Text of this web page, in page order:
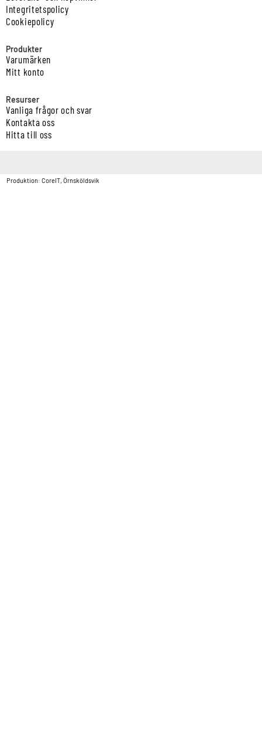
Integritetspolicy
Cookiepolicy
Produkter
Varumärken
Mitt konto
Resurser
Vanliga frågor och svar
Kontakta oss
Hitta till oss
Produktion: CoreIT, Örnsköldsvik